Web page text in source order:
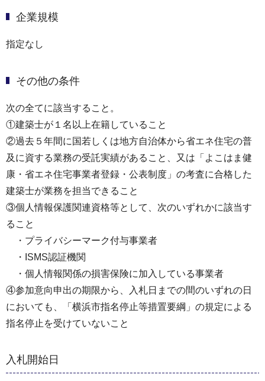
企業規模
指定なし
その他の条件
次の全てに該当すること。
①建築士が１名以上在籍していること
②過去５年間に国若しくは地方自治体から省エネ住宅の普
及に資する業務の受託実績があること、又は「よこはま健
康・省エネ住宅事業者登録・公表制度」の考査に合格した
建築士が業務を担当できること
③個人情報保護関連資格等として、次のいずれかに該当す
ること
・プライバシーマーク付与事業者
・ISMS認証機関
・個人情報関係の損害保険に加入している事業者
④参加意向申出の期限から、入札日までの間のいずれの日
においても、「横浜市指名停止等措置要綱」の規定による
指名停止を受けていないこと
入札開始日